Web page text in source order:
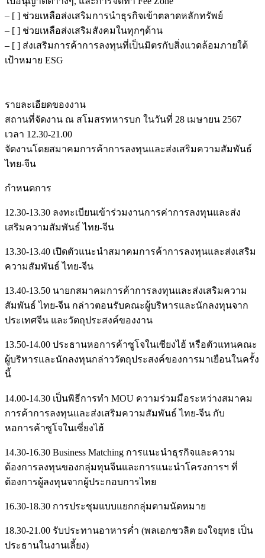
– [ ] ช่วยเหลือส่งเสริมการนำธุรกิจเข้าตลาดหลักทรัพย์
– [ ] ช่วยเหลือส่งเสริมสังคมในทุกๆด้าน
– [ ] ส่งเสริมการค้าการลงทุนที่เป็นมิตรกับสิ่งแวดล้อมภายใต้
เป้าหมาย ESG
รายละเอียดของงาน
สถานที่จัดงาน ณ สโมสรทหารบก ในวันที่ 28 เมษายน 2567
เวลา 12.30-21.00
จัดงานโดยสมาคมการค้าการลงทุนและส่งเสริมความสัมพันธ์
ไทย-จีน
กำหนดการ
12.30-13.30 ลงทะเบียนเข้าร่วมงานการค่าการลงทุนและส่ง
เสริมความสัมพันธ์ ไทย-จีน
13.30-13.40 เปิดตัวแนะนำสมาคมการค้าการลงทุนและส่งเสริม
ความสัมพันธ์ ไทย-จีน
13.40-13.50 นายกสมาคมการค้าการลงทุนและส่งเสริมความ
สัมพันธ์ ไทย-จีน กล่าวตอนรับคณะผู้บริหารและนักลงทุนจาก
ประเทศจีน และวัตถุประสงค์ของงาน
13.50-14.00 ประธานหอการค้าซูโจในเซียงไฮ้ หรือตัวแทนคณะ
ผู้บริหารและนักลงทุนกล่าววัตถุประสงค์ของการมาเยือนในครั้ง
นี้
14.00-14.30 เป็นพิธีการทำ MOU ความร่วมมือระหว่างสมาคม
การค้าการลงทุนและส่งเสริมความสัมพันธ์ ไทย-จีน กับ
หอการค้าซูโจในเซี่ยงไฮ้
14.30-16.30 Business Matching การแนะนำธุรกิจและความ
ต้องการลงทุนของกลุ่มทุนจีนและการแนะนำโครงการฯ ที่
ต้องการผู้ลงทุนจากผู้ประกอบการไทย
16.30-18.30 การประชุมแบบแยกกลุ่มตามนัดหมาย
18.30-21.00 รับประทานอาหารค่ำ (พลเอกชวลิต ยงใจยุทธ เป็น
ประธานในงานเลี้ยง)